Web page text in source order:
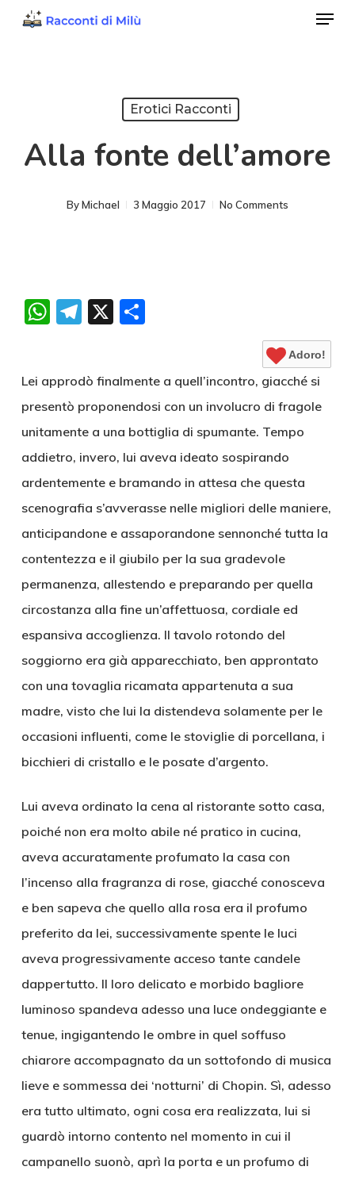
Menu
Erotici Racconti
Alla fonte dell’amore
ByMichael 3 Maggio 2017 No Comments
WhatsApp
Telegram
X Condividi
Adoro!
Lei approdò finalmente a quell’incontro, giacché si
presentò proponendosi con un involucro di fragole
unitamente a una bottiglia di spumante. Tempo
addietro, invero, lui aveva ideato sospirando
ardentemente e bramando in attesa che questa
scenografia s’avverasse nelle migliori delle maniere,
anticipandone e assaporandone sennonché tutta la
contentezza e il giubilo per la sua gradevole
permanenza, allestendo e preparando per quella
circostanza alla fine un’affettuosa, cordiale ed
espansiva accoglienza. Il tavolo rotondo del
soggiorno era già apparecchiato, ben approntato
con una tovaglia ricamata appartenuta a sua
madre, visto che lui la distendeva solamente per le
occasioni influenti, come le stoviglie di porcellana, i
bicchieri di cristallo e le posate d’argento.
Lui aveva ordinato la cena al ristorante sotto casa,
poiché non era molto abile né pratico in cucina,
aveva accuratamente profumato la casa con
l’incenso alla fragranza di rose, giacché conosceva
e ben sapeva che quello alla rosa era il profumo
preferito da lei, successivamente spente le luci
aveva progressivamente acceso tante candele
dappertutto. Il loro delicato e morbido bagliore
luminoso spandeva adesso una luce ondeggiante e
tenue, ingigantendo le ombre in quel soffuso
chiarore accompagnato da un sottofondo di musica
lieve e sommessa dei ‘notturni’ di Chopin. Sì, adesso
era tutto ultimato, ogni cosa era realizzata, lui si
guardò intorno contento nel momento in cui il
campanello suonò, aprì la porta e un profumo di